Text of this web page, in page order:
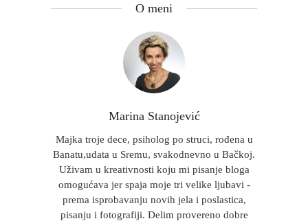
O meni
Marina Stanojević
Majka troje dece, psiholog po struci, rođena u
Banatu,udata u Sremu, svakodnevno u Bačkoj.
Uživam u kreativnosti koju mi pisanje bloga
omogućava jer spaja moje tri velike ljubavi -
prema isprobavanju novih jela i poslastica,
pisanju i fotografiji. Delim provereno dobre